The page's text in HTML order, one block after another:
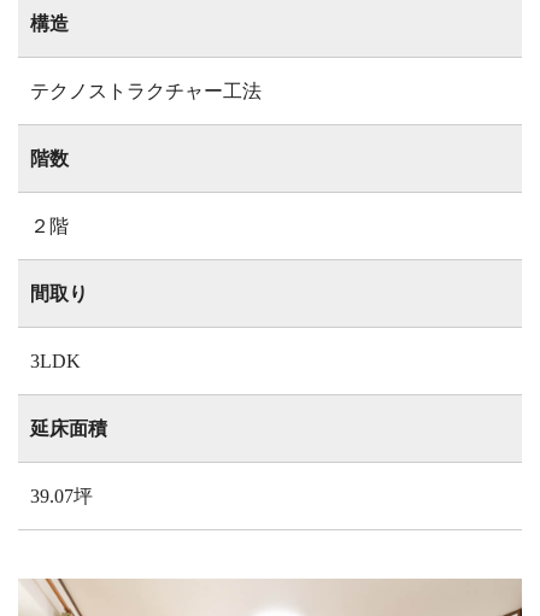
構造
テクノストラクチャー工法
階数
２階
間取り
3LDK
延床面積
39.07坪